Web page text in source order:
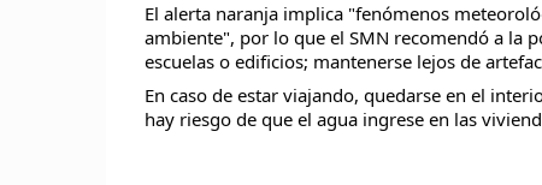
El alerta naranja implica "fenómenos
ambiente", por lo que el SMN recomendó a la
escuelas o edificios; mantenerse lejos de
En caso de estar viajando, quedarse en el
hay riesgo de que el agua ingrese en las